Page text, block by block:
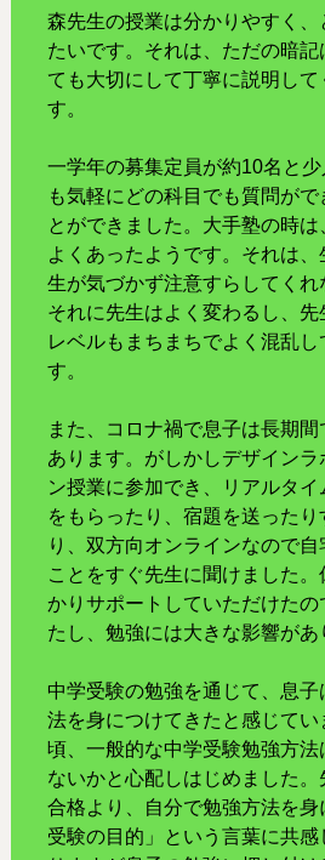
森先生の授業は分かりやすく
たいです。それは、ただの暗記
ても大切にして丁寧に説明し
す。
一学年の募集定員が約10名と
も気軽にどの科目でも質問がで
とができました。大手塾の時
よくあったようです。それは
生が気づかず注意すらしてくれ
それに先生はよく変わるし、
レベルもまちまちでよく混乱
す。
また、コロナ禍で息子は長期
あります。がしかしデザインラ
ン授業に参加でき、リアルタイ
をもらったり、宿題を送った
り、双方向オンラインなので
ことをすぐ先生に聞けました
かりサポートしていただけたの
たし、勉強には大きな影響があ
中学受験の勉強を通じて、息
法を身につけてきたと感じてい
頃、一般的な中学受験勉強方
ないかと心配しはじめました
合格より、自分で勉強方法を
受験の目的」という言葉に共